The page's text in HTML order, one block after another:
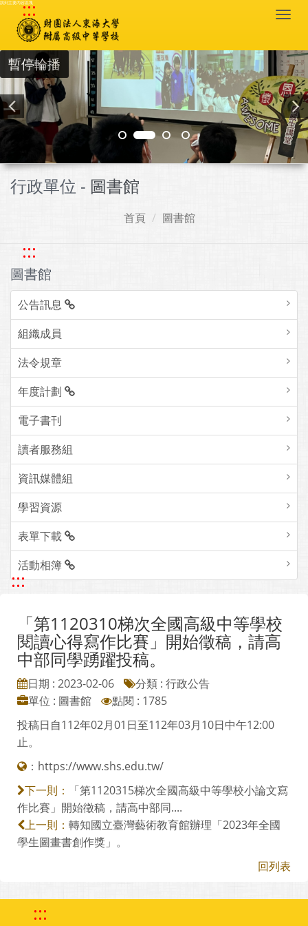
跳到主要內容區塊
:::
暫停輪播
行政單位 - 圖書館
首頁 圖書館
:::
圖書館
公告訊息
組織成員
法令規章
年度計劃
電子書刊
讀者服務組
資訊媒體組
學習資源
表單下載
活動相簿
:::
「第1120310梯次全國高級中等學校
閱讀心得寫作比賽」開始徵稿，請高
中部同學踴躍投稿。
日期 : 2023-02-06
分類 : 行政公告
單位 : 圖書館
點閱 : 1785
投稿日自112年02月01日至112年03月10日中午12:00
止。
： https://www.shs.edu.tw/
下一則：
「第1120315梯次全國高級中等學校小論文寫
作比賽」開始徵稿，請高中部同....
上一則： 轉知國立臺灣藝術教育館辦理「2023年全國
學生圖畫書創作獎」。
回列表
:::